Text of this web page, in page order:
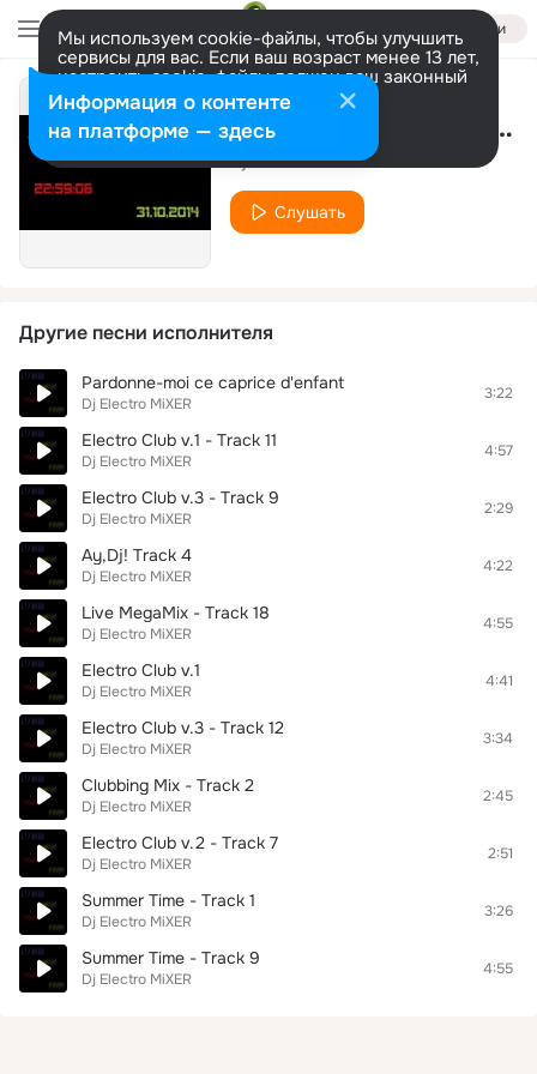
Войти
Мы используем cookie-файлы, чтобы улучшить
сервисы для вас. Если ваш возраст менее 13 лет,
настроить cookie-файлы должен ваш законный
представитель. Больше информации
Разрешить все Настроить Electro Club v.2 - Track 6
Dj Electro MiXER
Слушать
Другие песни исполнителя
Pardonne-moi ce caprice d'enfant
Dj Electro MiXER
3:22
Electro Club v.1 - Track 11
Dj Electro MiXER
4:57
Electro Club v.3 - Track 9
Dj Electro MiXER
2:29
Ay,Dj! Track 4
Dj Electro MiXER
4:22
Live MegaMix - Track 18
Dj Electro MiXER
4:55
Electro Club v.1
Dj Electro MiXER
4:41
Electro Club v.3 - Track 12
Dj Electro MiXER
3:34
Clubbing Mix - Track 2
Dj Electro MiXER
2:45
Electro Club v.2 - Track 7
Dj Electro MiXER
2:51
Summer Time - Track 1
Dj Electro MiXER
3:26
Summer Time - Track 9
Dj Electro MiXER
4:55
Информация о контенте
на платформе — здесь